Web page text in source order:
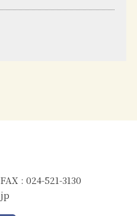
: 024-521-3130